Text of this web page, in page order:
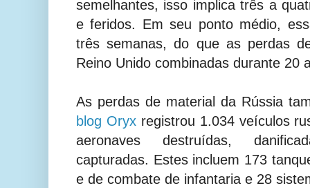
semelhantes, isso implica três a
e feridos. Em seu ponto médio,
três semanas, do que as perdas
Reino Unido combinadas durante 20
As perdas de material da Rússia
blog Oryxregistrou 1.034 veículos
aeronaves destruídas,
capturadas. Estes incluem 173
e de combate de infantaria e 28